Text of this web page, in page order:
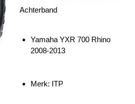
Achterband
Yamaha YXR 700 Rhino
2008-2013
Merk: ITP